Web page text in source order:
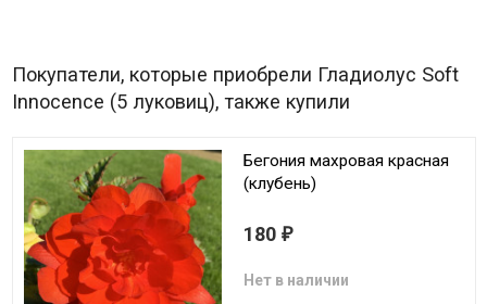
Покупатели, которые приобрели Гладиолус Soft
Innocence (5 луковиц), также купили
Бегония махровая красная
(клубень)
180 ₽
Нет в наличии